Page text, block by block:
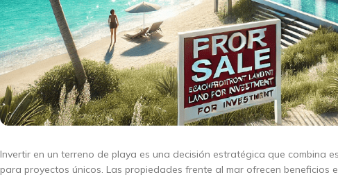
Invertir en un terreno de playa es una decisión estratégica que
para proyectos únicos. Las propiedades frente al mar ofrecen beneficios